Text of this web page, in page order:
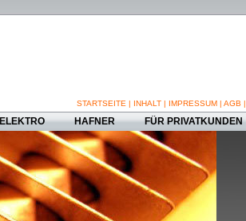
STARTSEITE | INHALT | IMPRESSUM | AGB |
ELEKTRO HAFNER FÜR PRIVATKUNDEN